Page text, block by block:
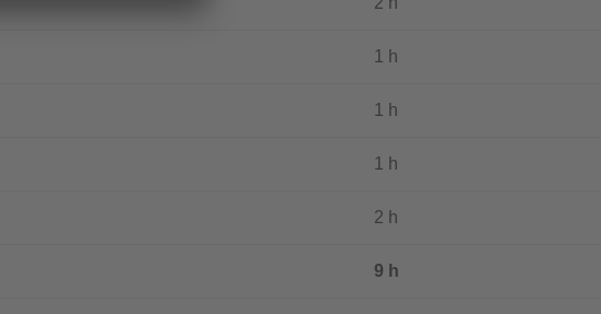
1 h
1 h
1 h
2 h
9 h